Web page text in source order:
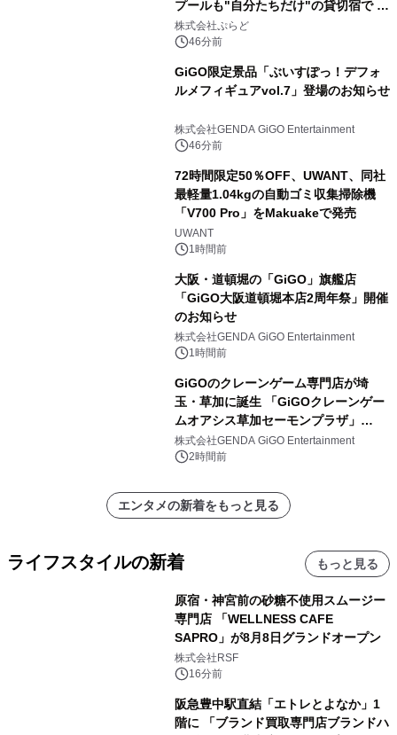
プールも"自分たちだけ"の貸切宿で 1
日1組限定「岩屋温泉 絵島別庭 海と
森」の握り寿司プラン
株式会社ぷらど
46分前
GiGO限定景品「ぶいすぽっ！デフォ
ルメフィギュアvol.7」登場のお知らせ
株式会社GENDA GiGO Entertainment
46分前
72時間限定50％OFF、UWANT、同社
最軽量1.04kgの自動ゴミ収集掃除機
「V700 Pro」をMakuakeで発売
UWANT
1時間前
大阪・道頓堀の「GiGO」旗艦店
「GiGO大阪道頓堀本店2周年祭」開催
のお知らせ
株式会社GENDA GiGO Entertainment
1時間前
GiGOのクレーンゲーム専門店が埼
玉・草加に誕生 「GiGOクレーンゲー
ムオアシス草加セーモンプラザ」
2026年8月7日(金)10時グランドオープ
ン
株式会社GENDA GiGO Entertainment
2時間前
エンタメの新着をもっと見る
ライフスタイルの新着 もっと見る
原宿・神宮前の砂糖不使用スムージー
専門店 「WELLNESS CAFE
SAPRO」が8月8日グランドオープン
株式会社RSF
16分前
阪急豊中駅直結「エトレとよなか」1
階に 「ブランド買取専門店ブランドハ